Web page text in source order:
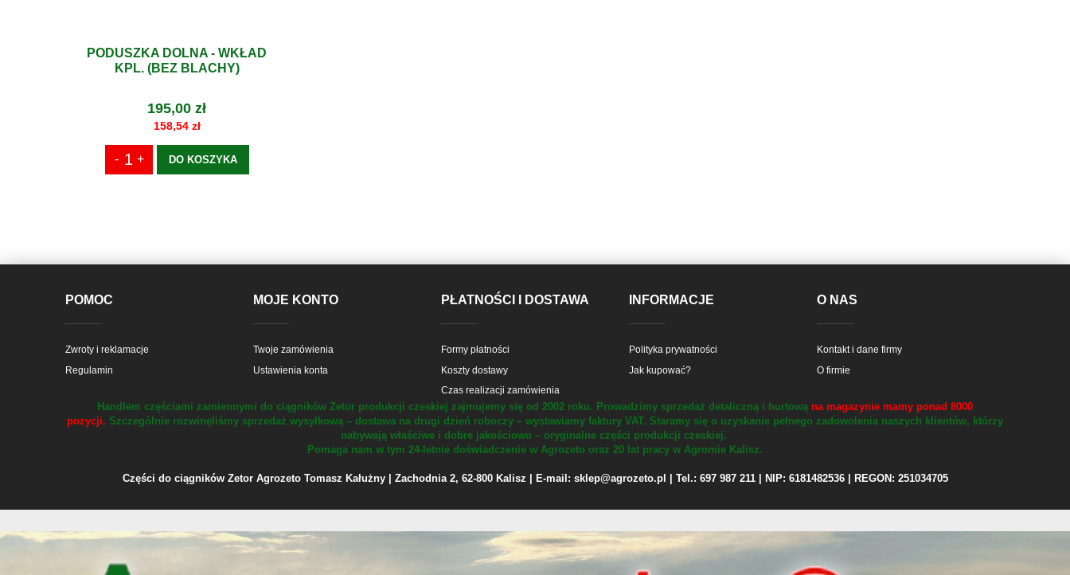
PODUSZKA DOLNA - WKŁAD
KPL. (BEZ BLACHY)
195,00 zł
158,54 zł
DO KOSZYKA
POMOC
Zwroty i reklamacje
Regulamin
MOJE KONTO
Twoje zamówienia
Ustawienia konta
PŁATNOŚCI I DOSTAWA
Formy płatności
Koszty dostawy
Czas realizacji zamówienia
INFORMACJE
Polityka prywatności
Jak kupować?
O NAS
Kontakt i dane firmy
O firmie
Handlem częściami zamiennymi do ciągników Zetor produkcji czeskiej zajmujemy się od 2002 roku. Prowadzimy sprzedaż detaliczną i hurtową na magazynie mamy ponad 8000
pozycji. Szczególnie rozwinęliśmy sprzedaż wysyłkową – dostawa na drugi dzień roboczy – wystawiamy faktury VAT. Staramy się o uzyskanie pełnego zadowolenia naszych klientów, którzy
nabywają właściwe i dobre jakościowo – oryginalne części produkcji czeskiej.
Pomaga nam w tym 24-letnie doświadczenie w Agrozeto oraz 20 lat pracy w Agromie Kalisz.
Części do ciągników Zetor Agrozeto Tomasz Kałużny | Zachodnia 2, 62-800 Kalisz | E-mail: sklep@agrozeto.pl | Tel.: 697 987 211 | NIP: 6181482536 | REGON: 251034705